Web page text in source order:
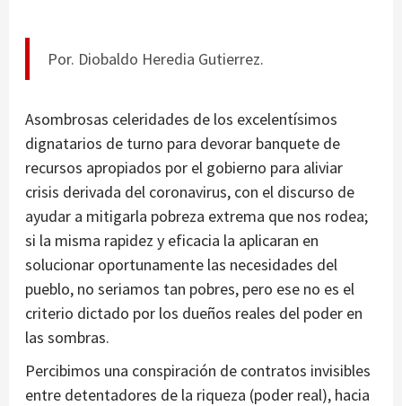
Por. Diobaldo Heredia Gutierrez.
Asombrosas celeridades de los excelentísimos
dignatarios de turno para devorar banquete de
recursos apropiados por el gobierno para aliviar
crisis derivada del coronavirus, con el discurso de
ayudar a mitigarla pobreza extrema que nos rodea;
si la misma rapidez y eficacia la aplicaran en
solucionar oportunamente las necesidades del
pueblo, no seriamos tan pobres, pero ese no es el
criterio dictado por los dueños reales del poder en
las sombras.
Percibimos una conspiración de contratos invisibles
entre detentadores de la riqueza (poder real), hacia